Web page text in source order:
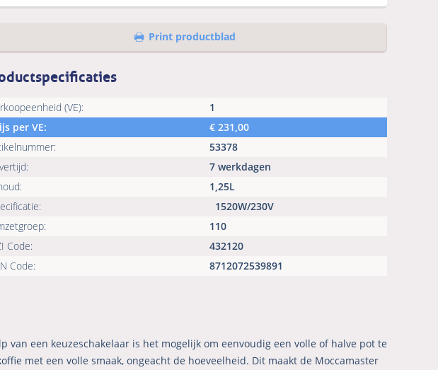
Print productblad
(VE):
1
per VE:
€ 231,00
53378
7 werkdagen
1,25L
1520W/230V
110
Code:
432120
Code:
8712072539891
van een keuzeschakelaar is het mogelijk om eenvoudig een volle of halve pot te
met een volle smaak, ongeacht de hoeveelheid. Dit maakt de Moccamaster